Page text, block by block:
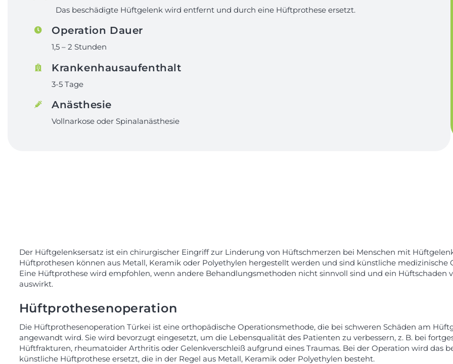
Das beschädigte Hüftgelenk wird entfernt und durch eine Hüftprothese ersetzt.
Operation Dauer
1,5 – 2 Stunden
Krankenhausaufenthalt
3-5 Tage
Anästhesie
Vollnarkose oder Spinalanästhesie
Der Hüftgelenksersatz ist ein chirurgischer Eingriff zur Linderung von Hüftschmerzen bei Menschen mit
Hüftprothesen können aus Metall, Keramik oder Polyethylen hergestellt werden und sind künstliche medizinische
Eine Hüftprothese wird empfohlen, wenn andere Behandlungsmethoden nicht sinnvoll sind und ein Hüftschaden
auswirkt.
Hüftprothesenoperation
Die Hüftprothesenoperation Türkei ist eine orthopädische Operationsmethode, die bei schweren Schäden am
angewandt wird. Sie wird bevorzugt eingesetzt, um die Lebensqualität des Patienten zu verbessern, z. B. bei
Hüftfrakturen, rheumatoider Arthritis oder Gelenkverschleiß aufgrund eines Traumas. Bei der Operation wird das
künstliche Hüftprothese ersetzt, die in der Regel aus Metall, Keramik oder Polyethylen besteht.